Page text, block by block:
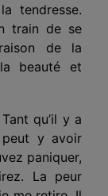
tendresse.
train de se
de la
beauté et
qu’il y a
peut y avoir
paniquer,
La peur